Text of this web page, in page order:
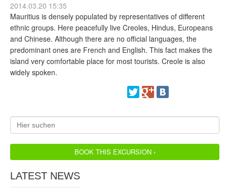
2014.03.20 15:35
Mauritius is densely populated by representatives of different
ethnic groups. Here peacefully live Creoles, Hindus, Europeans
and Chinese. Although there are no official languages, the
predominant ones are French and English. This fact makes the
island very comfortable place for most tourists. Creole is also
widely spoken.
BOOK THIS EXCURSION ›
LATEST NEWS